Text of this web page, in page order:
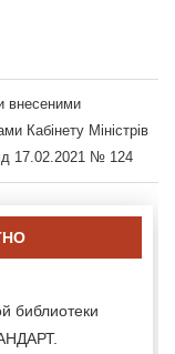
внесеними
Кабінету Міністрів
17.02.2021 № 124
библиотеки